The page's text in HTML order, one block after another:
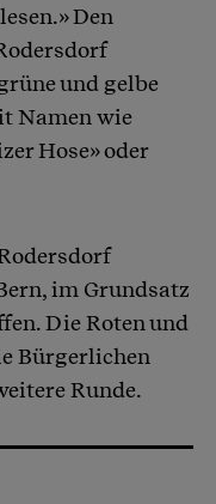
Den
und gelbe
Namen wie
Hose» oder
im Grundsatz
Die Roten und
Bürgerlichen
Runde.